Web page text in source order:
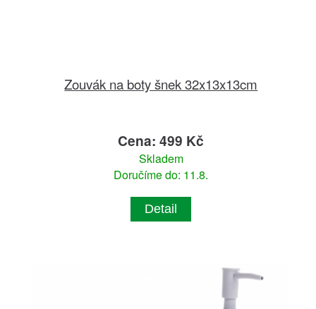
Zouvák na boty šnek 32x13x13cm
Cena: 499 Kč
Skladem
Doručíme do: 11.8.
Detail